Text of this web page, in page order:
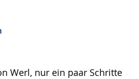
Werl, nur ein paar Schritte